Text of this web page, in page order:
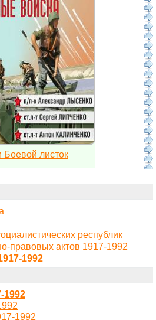
Боевой листок
республик
правовых актов 1917-1992
1992
1992
1992